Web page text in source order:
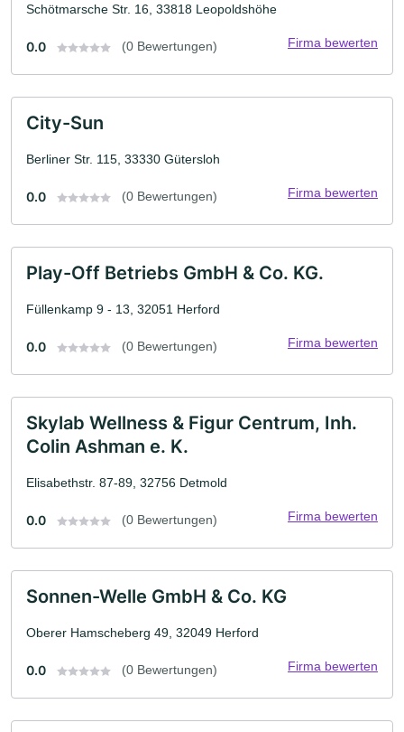
Schötmarsche Str. 16, 33818 Leopoldshöhe
0.0 (0 Bewertungen) Firma bewerten
City-Sun
Berliner Str. 115, 33330 Gütersloh
0.0 (0 Bewertungen) Firma bewerten
Play-Off Betriebs GmbH & Co. KG.
Füllenkamp 9 - 13, 32051 Herford
0.0 (0 Bewertungen) Firma bewerten
Skylab Wellness & Figur Centrum, Inh.
Colin Ashman e. K.
Elisabethstr. 87-89, 32756 Detmold
0.0 (0 Bewertungen) Firma bewerten
Sonnen-Welle GmbH & Co. KG
Oberer Hamscheberg 49, 32049 Herford
0.0 (0 Bewertungen) Firma bewerten